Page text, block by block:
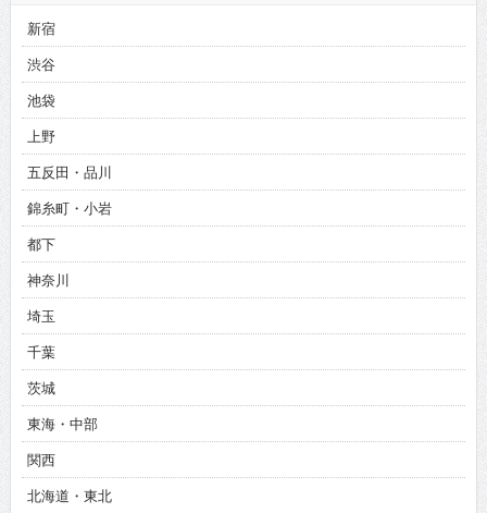
新宿
渋谷
池袋
上野
五反田・品川
錦糸町・小岩
都下
神奈川
埼玉
千葉
茨城
東海・中部
関西
北海道・東北